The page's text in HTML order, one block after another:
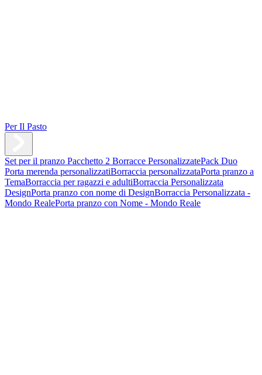
Per Il Pasto
Set per il pranzo Pacchetto 2 Borracce PersonalizzatePack Duo
Porta merenda personalizzatiBorraccia personalizzataPorta pranzo a
TemaBorraccia per ragazzi e adultiBorraccia Personalizzata
DesignPorta pranzo con nome di DesignBorraccia Personalizzata -
Mondo RealePorta pranzo con Nome - Mondo Reale